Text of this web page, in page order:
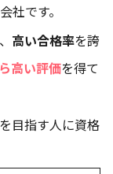
社です。
高い合格率を誇
高い評価を得て
目指す人に資格